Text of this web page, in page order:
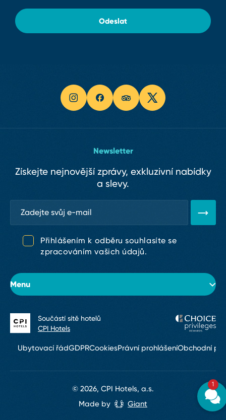
Odeslat
Menu
O hotelu
Pokoje
Restaurace a bary
Newsletter
Získejte nejnovější zprávy, exkluzivní nabídky
a slevy.
Přihlášením k odběru souhlasíte se
zpracováním vašich údajů.
Ubytovací řádGDPRCookiesPrávní prohlášeníObchodní
© 2026, CPI Hotels, a.s.
Součástí sítě hotelů
CPI Hotels
Made by Giant
1